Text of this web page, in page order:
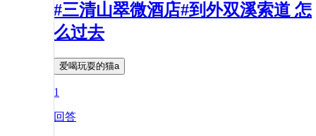
#三清山翠微酒店#到外双溪索道 怎
么过去
爱喝玩耍的猫a
1
回答